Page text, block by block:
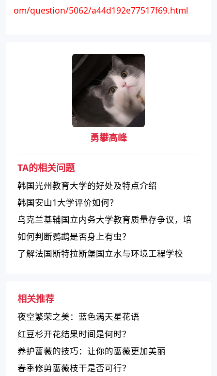
om/question/5062/a44d192e77517f69.html
勇攀高峰
TA的相关问题
韩国光州教育大学的好处及特点介绍
韩国安山1大学评价如何？
乌克兰基辅国立内务大学教育质量存争议，培
养执法安全专业人才
如何判断鹦鹉是否身上有虫？
了解法国斯特拉斯堡国立水与环境工程学校
相关推荐
夜空繁荣之美：蓝色满天星花语
红豆杉开花结果时间是何时？
养护蔷薇的技巧：让你的蔷薇更加美丽
春季修剪蔷薇枝干是否可行？